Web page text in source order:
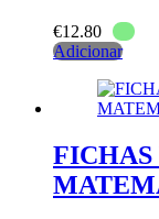
€12.80
Adicionar
FICHAS